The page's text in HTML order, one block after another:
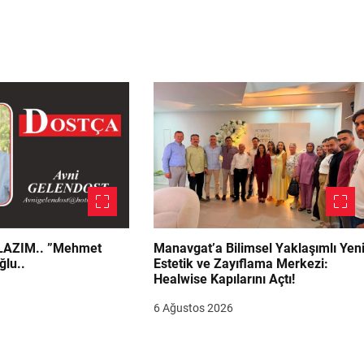
”Mehmet
Manavgat’a Bilimsel Yaklaşımlı
Estetik ve Zayıflama Merkezi:
Healwise Kapılarını Açtı!
6 Ağustos 2026